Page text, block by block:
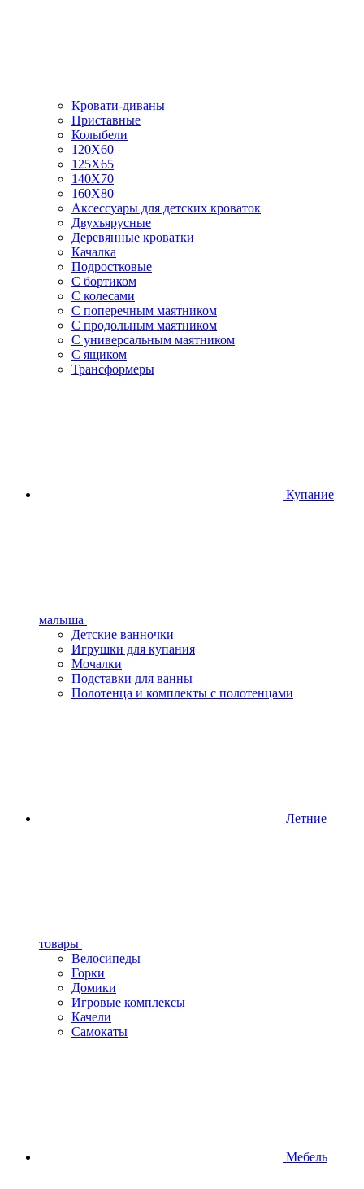
Кровати-диваны
Приставные
Колыбели
120Х60
125X65
140Х70
160Х80
Аксессуары для детских кроваток
Двухъярусные
Деревянные кроватки
Качалка
Подростковые
С бортиком
С колесами
С поперечным маятником
С продольным маятником
С универсальным маятником
С ящиком
Трансформеры
Купание
малыша
Детские ванночки
Игрушки для купания
Мочалки
Подставки для ванны
Полотенца и комплекты с полотенцами
Летние
товары
Велосипеды
Горки
Домики
Игровые комплексы
Качели
Самокаты
Мебель